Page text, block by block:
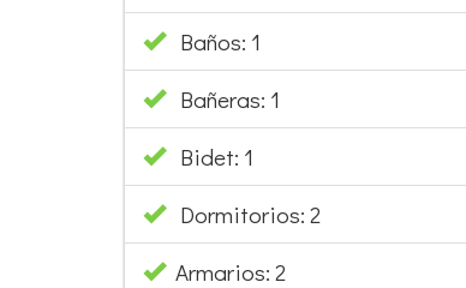
Baños: 1
Bañeras: 1
Bidet: 1
Dormitorios: 2
Armarios: 2